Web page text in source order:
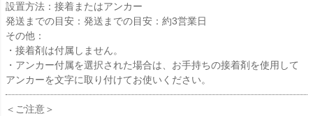
設置方法：接着またはアンカー
発送までの目安：発送までの目安：約3営業日
その他：
・接着剤は付属しません。
・アンカー付属を選択された場合は、お手持ちの接着剤を使用して
アンカーを文字に取り付けてお使いください。
＜ご注意＞